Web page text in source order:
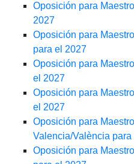
Oposición para
2027
Oposición para
para el 2027
Oposición para
el 2027
Oposición para
el 2027
Oposición para
Valencia/València para
Oposición para